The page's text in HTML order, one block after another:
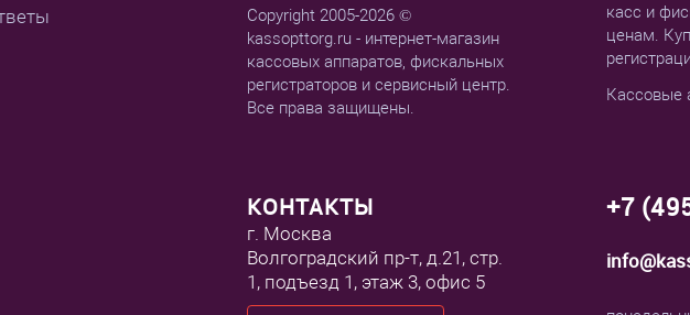
Copyright 2005-2026 ©
kassopttorg.ru - интернет-магазин
кассовых аппаратов, фискальных
регистраторов и сервисный центр.
Все права защищены.
касс и
ценам.
Кассовые
КОНТАКТЫ
г. Москва
Волгоградский пр-т, д.21, стр.
1, подъезд 1, этаж 3, офис 5
+7